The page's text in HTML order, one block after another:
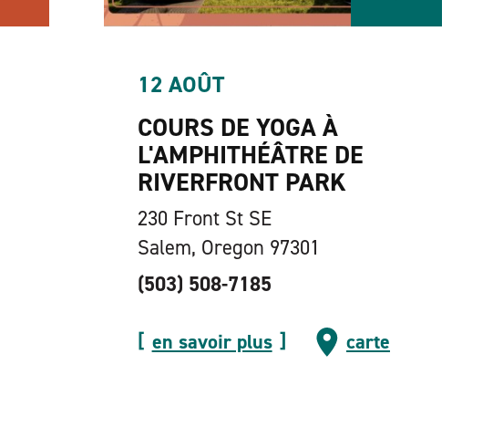
12 AOÛT
COURS DE YOGA À
L'AMPHITHÉÂTRE DE
RIVERFRONT PARK
230 Front St SE
Salem, Oregon 97301
(503) 508-7185
en savoir plus carte